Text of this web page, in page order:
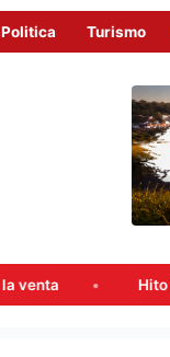
Politica Turismo
Hito Tres Fronteras: